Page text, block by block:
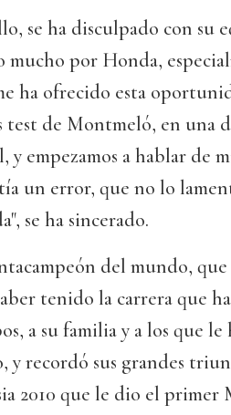
se ha disculpado con su
mucho por Honda,
ha ofrecido esta
test de Montmeló, en una
y empezamos a hablar de
un error, que no lo
se ha sincerado.
del mundo,
tenido la carrera que
a su familia y a los que
y recordó sus grandes
2010 que le dio el